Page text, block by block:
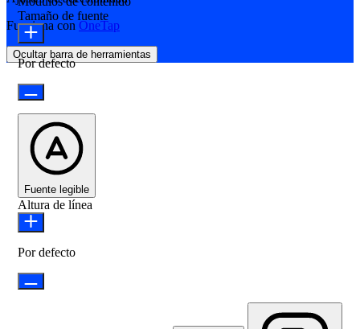
Funciona con OneTap
Ocultar barra de herramientas
Tamaño de fuente
Por defecto
Fuente legible
Altura de línea
Por defecto